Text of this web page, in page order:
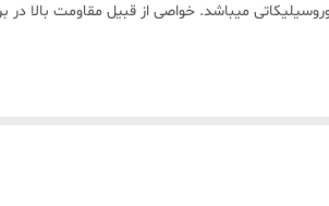
میباشد. خواصی از قبیل مقاومت بالا در